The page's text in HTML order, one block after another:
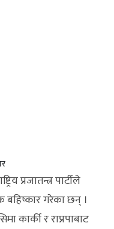
प्रजातन्त्र पार्टीले
बहिष्कार गरेका छन् ।
कार्की र राप्रपाबाट